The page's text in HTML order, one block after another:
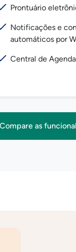
Prontuário
Notificações e
automáticos por
Central de
Compare as